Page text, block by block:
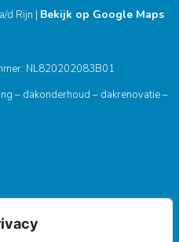
d Rijn | Bekijk op Google Maps
NL820202083B01
– dakonderhoud – dakrenovatie –